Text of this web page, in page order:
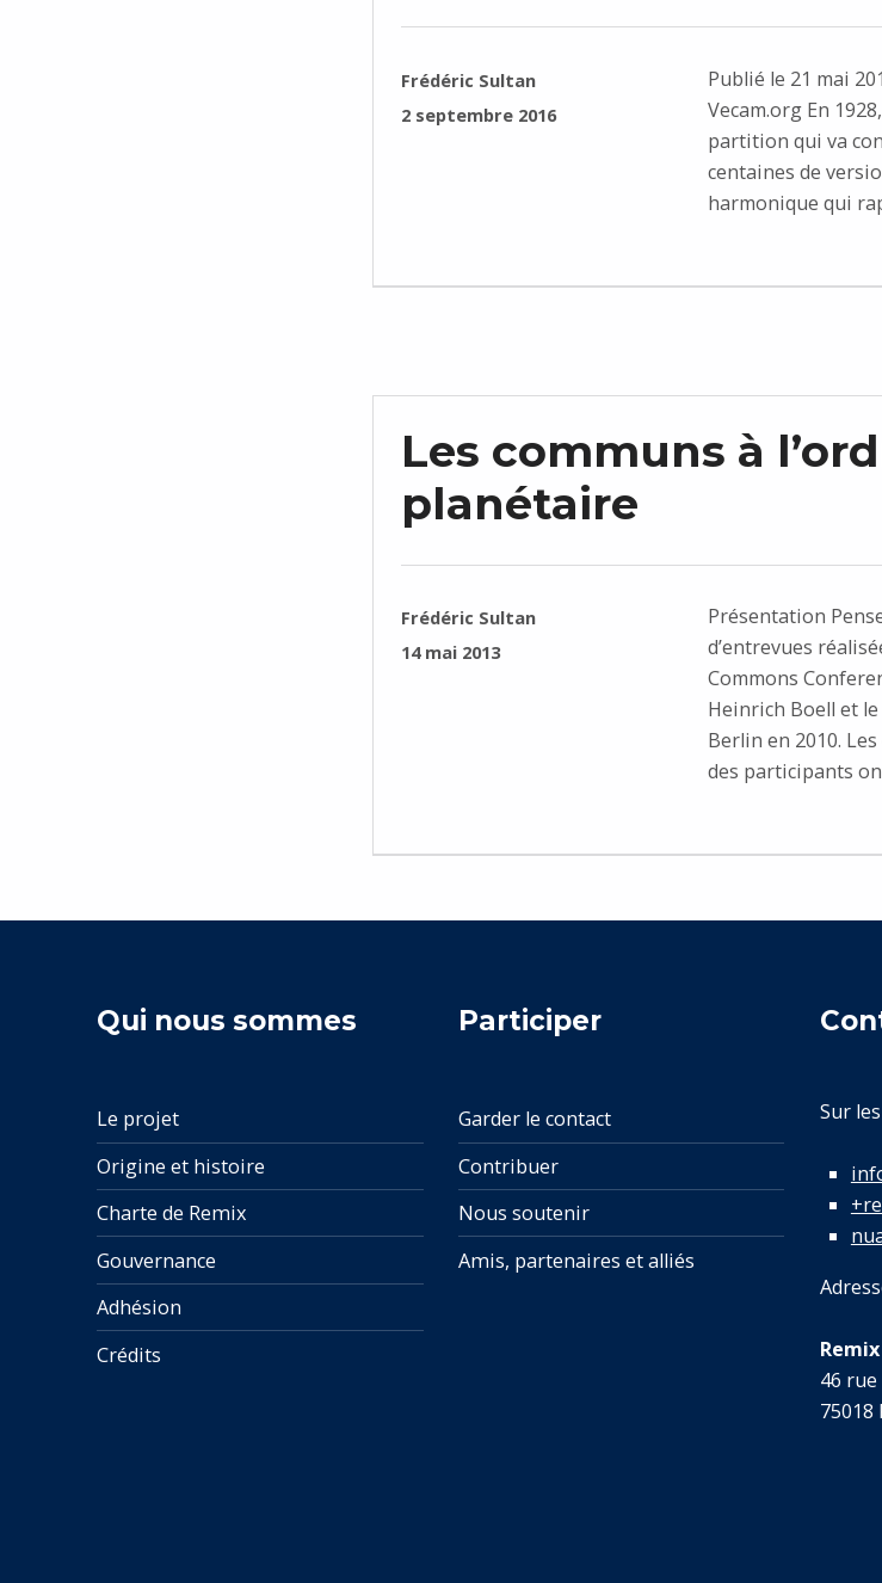
RÉDIGÉ PAR :
Frédéric Sultan
PUBLIÉ SUR :
2 septembre 2016
Publié le 21 mai
Vecam.org En
partition qui va
centaines de
harmonique qui
Les communs à
planétaire
RÉDIGÉ PAR :
Frédéric Sultan
PUBLIÉ SUR :
14 mai 2013
Présentation
d’entrevues
Commons
Heinrich Boell et
Berlin en 2010.
des participants
Qui nous sommes
Le projet
Origine et histoire
Charte de Remix
Gouvernance
Adhésion
Crédits
Participer
Garder le contact
Contribuer
Nous soutenir
Amis, partenaires et alliés
Sur
46
75018